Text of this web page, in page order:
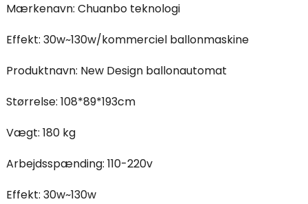
Mærkenavn: Chuanbo teknologi
Effekt: 30w~130w/kommerciel ballonmaskine
Produktnavn: New Design ballonautomat
Størrelse: 108*89*193cm
Vægt: 180 kg
Arbejdsspænding: 110-220v
Effekt: 30w~130w